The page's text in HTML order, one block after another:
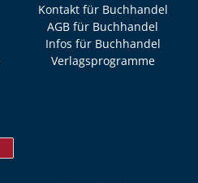
Kontakt für Buchhandel
AGB für Buchhandel
Infos für Buchhandel
Verlagsprogramme